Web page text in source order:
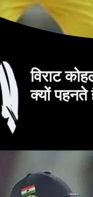
विराट
क्यों पहनते